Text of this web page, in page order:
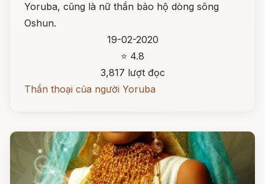
Yoruba, cũng là nữ thần bảo hộ dòng sông
Oshun.
19-02-2020
⭐ 4.8
3,817 lượt đọc
Thần thoại của người Yoruba